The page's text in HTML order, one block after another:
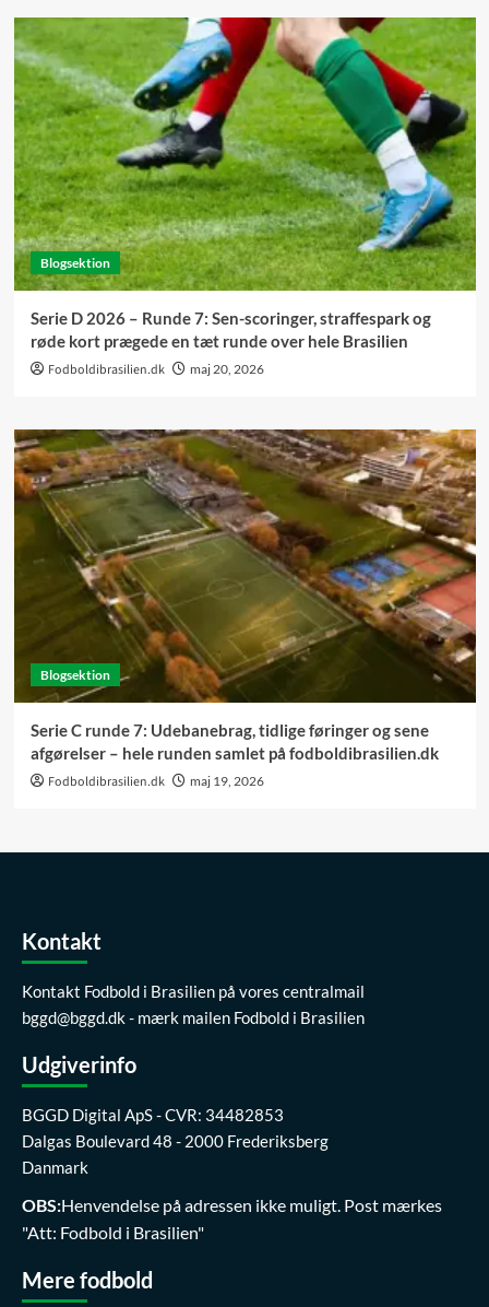
Blogsektion
Serie D 2026 – Runde 7: Sen-scoringer, straffespark og
røde kort prægede en tæt runde over hele Brasilien
Fodboldibrasilien.dk maj 20, 2026
Blogsektion
Serie C runde 7: Udebanebrag, tidlige føringer og sene
afgørelser – hele runden samlet på fodboldibrasilien.dk
Fodboldibrasilien.dk maj 19, 2026
Kontakt
Kontakt Fodbold i Brasilien på vores centralmail
bggd@bggd.dk- mærk mailen Fodbold i Brasilien
Udgiverinfo
BGGD Digital ApS - CVR: 34482853
Dalgas Boulevard 48 - 2000 Frederiksberg
Danmark
OBS:Henvendelse på adressen ikke muligt. Post mærkes
"Att: Fodbold i Brasilien"
Mere fodbold